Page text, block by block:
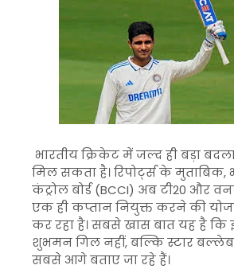
भारतीय क्रिकेट में जल्द ही बड़ा
मिल सकता है। रिपोर्ट्स के मुताबिक,
कंट्रोल बोर्ड (BCCI) अब टी20 और
एक ही कप्तान नियुक्त करने की
कर रहा है। सबसे खास बात यह है
शुभमन गिल नहीं, बल्कि स्टार
सबसे आगे बताए जा रहे हैं।